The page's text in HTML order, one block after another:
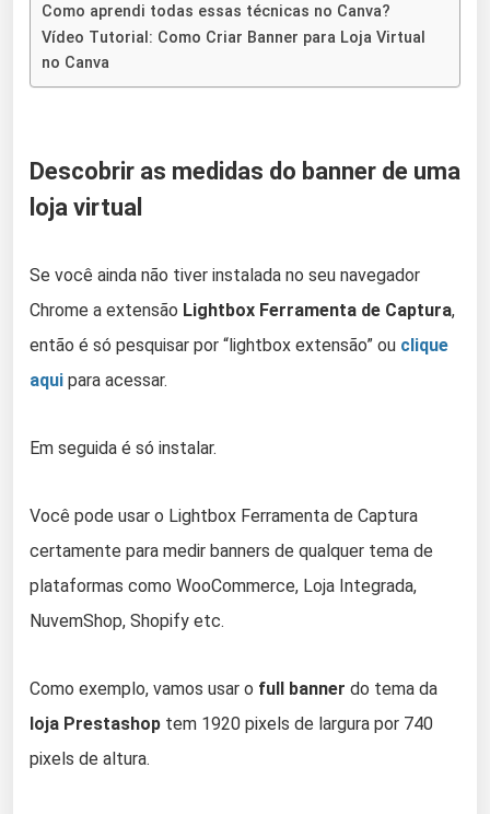
Como aprendi todas essas técnicas no Canva?
Vídeo Tutorial: Como Criar Banner para Loja Virtual
no Canva
Descobrir as medidas do banner de uma
loja virtual
Se você ainda não tiver instalada no seu navegador
Chrome a extensão Lightbox Ferramenta de Captura,
então é só pesquisar por “lightbox extensão” ou clique
aqui para acessar.
Em seguida é só instalar.
Você pode usar o Lightbox Ferramenta de Captura
certamente para medir banners de qualquer tema de
plataformas como WooCommerce, Loja Integrada,
NuvemShop, Shopify etc.
Como exemplo, vamos usar o full banner do tema da
loja Prestashop tem 1920 pixels de largura por 740
pixels de altura.